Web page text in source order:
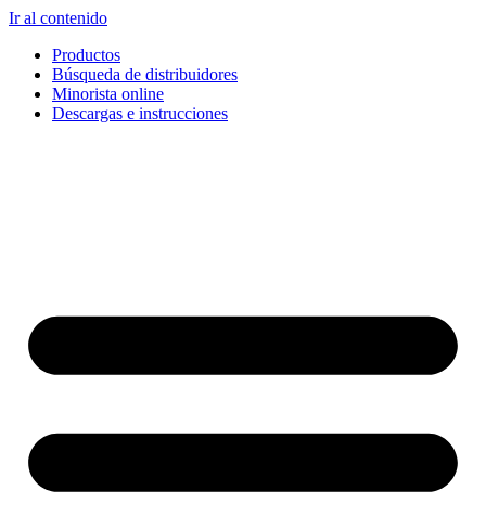
Ir al contenido
Productos
Búsqueda de distribuidores
Minorista online
Descargas e instrucciones